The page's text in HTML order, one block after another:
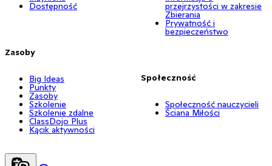
Dostępność
Zasoby
Big Ideas
Punkty
Zasoby
Szkolenie
Szkolenie zdalne
ClassDojo Plus
Kącik aktywności
przejrzystości w zakresie
Zbierania
Prywatność i
bezpieczeństwo
Społeczność
Społeczność nauczycieli
Ściana Miłości